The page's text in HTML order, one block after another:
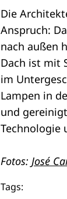
Die
Anspruch:
nach außen
Dach ist mit
im
Lampen in
und
Technologie
Fotos: José
Tags: